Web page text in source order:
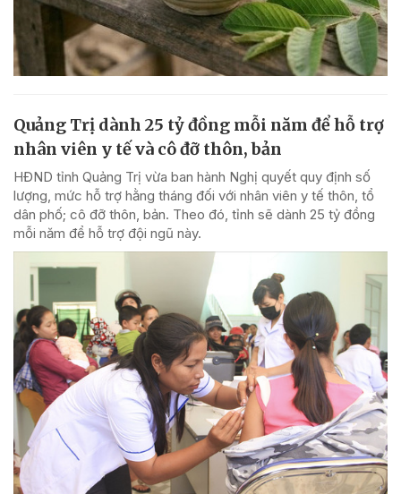
Quảng Trị dành 25 tỷ đồng mỗi năm để hỗ trợ
nhân viên y tế và cô đỡ thôn, bản
HĐND tỉnh Quảng Trị vừa ban hành Nghị quyết quy định số
lượng, mức hỗ trợ hằng tháng đối với nhân viên y tế thôn, tổ
dân phố; cô đỡ thôn, bản. Theo đó, tỉnh sẽ dành 25 tỷ đồng
mỗi năm để hỗ trợ đội ngũ này.